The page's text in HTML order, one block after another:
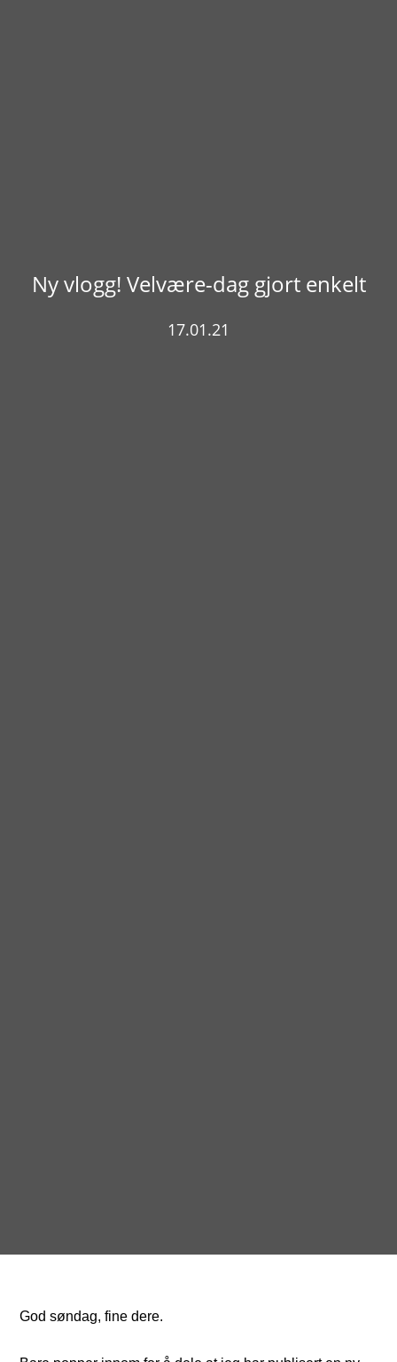
Ny vlogg! Velvære-dag gjort enkelt
17.01.21
God søndag, fine dere.